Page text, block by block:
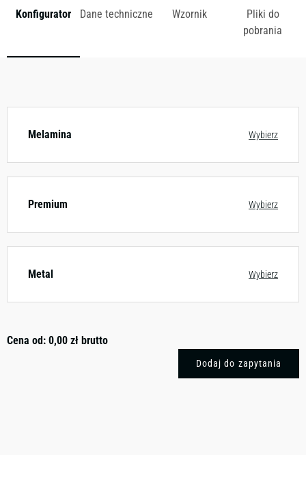
Dostępny w różnych konfiguracjach kolorystycznych.
Konfigurator Dane techniczne Wzornik
Pliki do
pobrania
Melamina Wybierz
Premium Wybierz
Metal Wybierz
Cena od: 0,00 zł brutto
Dodaj do zapytania